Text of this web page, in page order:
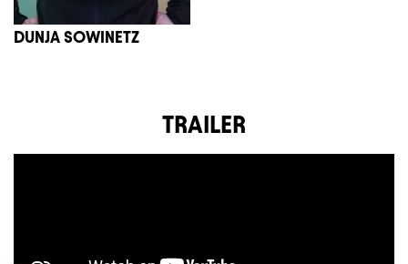
DUNJA SOWINETZ
TRAILER